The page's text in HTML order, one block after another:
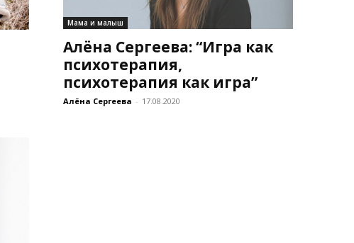
Мама и малыш
Алёна Сергеева: “Игра как
психотерапия,
психотерапия как игра”
Алёна Сергеева - 17.08.2020